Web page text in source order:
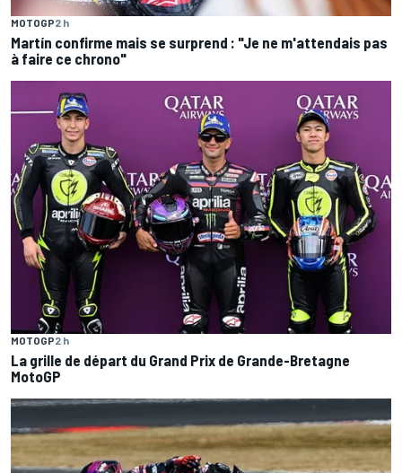
MOTOGP2 h
Martín confirme mais se surprend : "Je ne m'attendais pas
à faire ce chrono"
MOTOGP2 h
La grille de départ du Grand Prix de Grande-Bretagne
MotoGP